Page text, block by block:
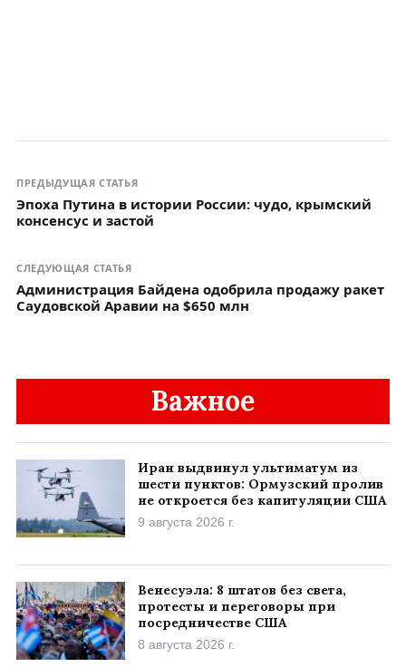
ПРЕДЫДУЩАЯ СТАТЬЯ
Эпоха Путина в истории России: чудо, крымский
консенсус и застой
СЛЕДУЮЩАЯ СТАТЬЯ
Администрация Байдена одобрила продажу ракет
Саудовской Аравии на $650 млн
Важное
Иран выдвинул ультиматум из
шести пунктов: Ормузский пролив
не откроется без капитуляции США
9 августа 2026 г.
Венесуэла: 8 штатов без света,
протесты и переговоры при
посредничестве США
8 августа 2026 г.